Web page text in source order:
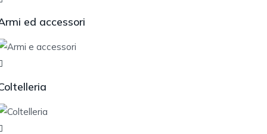
ed accessori